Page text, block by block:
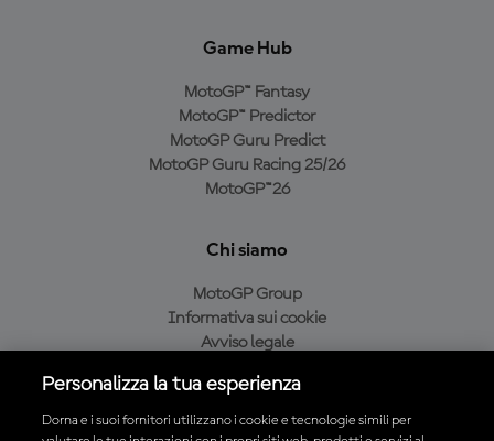
Game Hub
MotoGP™ Fantasy
MotoGP™ Predictor
MotoGP Guru Predict
MotoGP Guru Racing 25/26
MotoGP™26
Chi siamo
MotoGP Group
Informativa sui cookie
Avviso legale
Condizioni di acquisto
Personalizza la tua esperienza
Dorna e i suoi fornitori utilizzano i cookie e tecnologie simili per